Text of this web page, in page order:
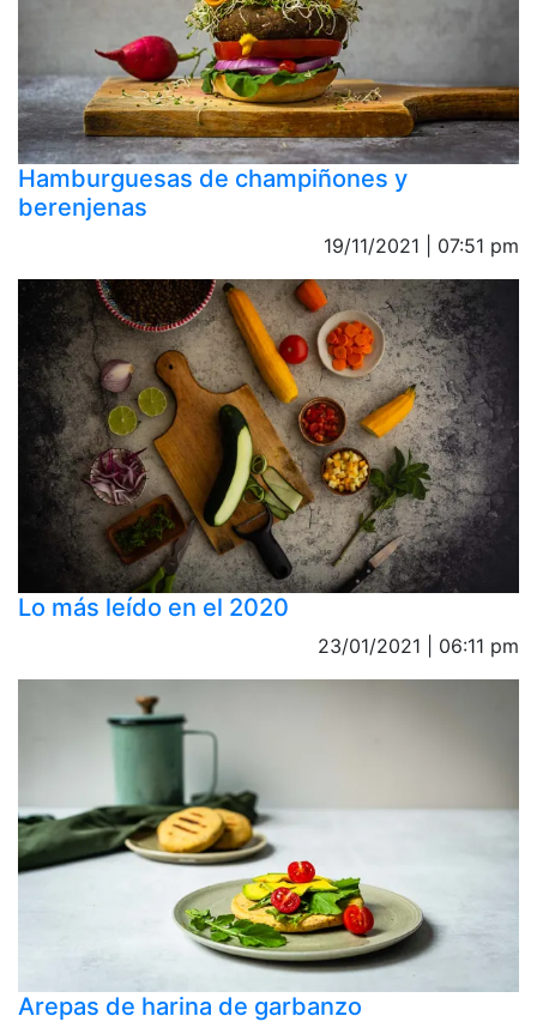
Hamburguesas de champiñones y
berenjenas
19/11/2021 | 07:51 pm
Lo más leído en el 2020
23/01/2021 | 06:11 pm
Arepas de harina de garbanzo